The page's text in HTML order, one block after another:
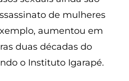
de mulheres
aumentou em
duas décadas do
o Instituto Igarapé.